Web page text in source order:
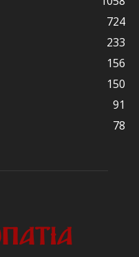
724
233
156
150
91
78